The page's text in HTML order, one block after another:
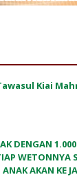
Kiai
DENGAN
WETONNYA
AKAN KE